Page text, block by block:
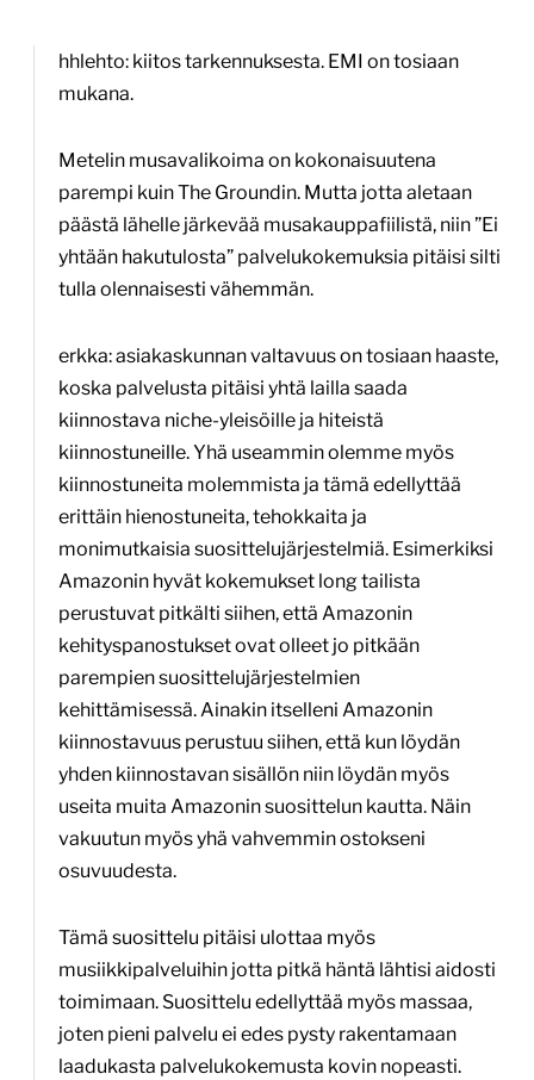
hhlehto: kiitos tarkennuksesta. EMI on tosiaan
mukana.
Metelin musavalikoima on kokonaisuutena
parempi kuin The Groundin. Mutta jotta aletaan
päästä lähelle järkevää musakauppafiilistä, niin ”Ei
yhtään hakutulosta” palvelukokemuksia pitäisi silti
tulla olennaisesti vähemmän.
erkka: asiakaskunnan valtavuus on tosiaan haaste,
koska palvelusta pitäisi yhtä lailla saada
kiinnostava niche-yleisöille ja hiteistä
kiinnostuneille. Yhä useammin olemme myös
kiinnostuneita molemmista ja tämä edellyttää
erittäin hienostuneita, tehokkaita ja
monimutkaisia suosittelujärjestelmiä. Esimerkiksi
Amazonin hyvät kokemukset long tailista
perustuvat pitkälti siihen, että Amazonin
kehityspanostukset ovat olleet jo pitkään
parempien suosittelujärjestelmien
kehittämisessä. Ainakin itselleni Amazonin
kiinnostavuus perustuu siihen, että kun löydän
yhden kiinnostavan sisällön niin löydän myös
useita muita Amazonin suosittelun kautta. Näin
vakuutun myös yhä vahvemmin ostokseni
osuvuudesta.
Tämä suosittelu pitäisi ulottaa myös
musiikkipalveluihin jotta pitkä häntä lähtisi aidosti
toimimaan. Suosittelu edellyttää myös massaa,
joten pieni palvelu ei edes pysty rakentamaan
laadukasta palvelukokemusta kovin nopeasti.